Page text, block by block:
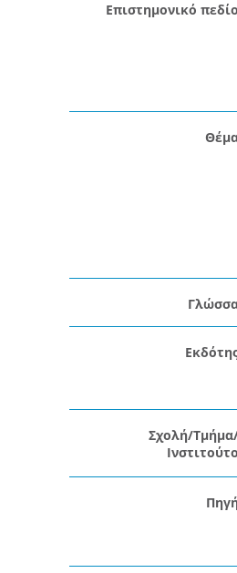
Επιστημονικό πεδίο
Σχολή/
Ινστιτούτο